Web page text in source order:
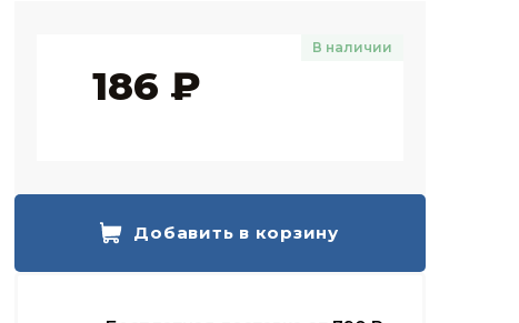
В наличии
186 ₽
Добавить в корзину